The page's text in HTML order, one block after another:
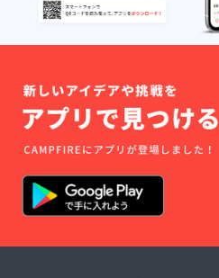
最初は単にくだらない
団体かと思っていまし
うちに魅力を感じるよ
うになっていきまし
た。 なぜクソまじめ
な僕がこんなヘンな団
体に興味を持ったの
か。 それは人間性
に魅かれたからです。